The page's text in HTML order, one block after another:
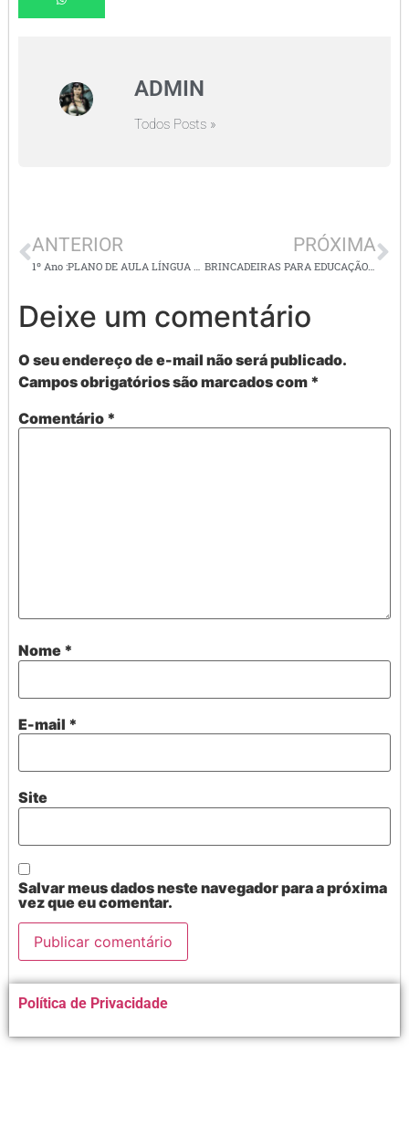
ADMIN
Todos Posts »
ANTERIOR
1º Ano :PLANO DE AULA LÍNGUA PORTUGUESA
PRÓXIMA
BRINCADEIRAS PARA EDUCAÇÃO INFANTIL
Deixe um comentário
O seu endereço de e-mail não será publicado.
Campos obrigatórios são marcados com *
Comentário *
Nome *
E-mail *
Site
Salvar meus dados neste navegador para a próxima
vez que eu comentar.
Alternative:
Política de Privacidade